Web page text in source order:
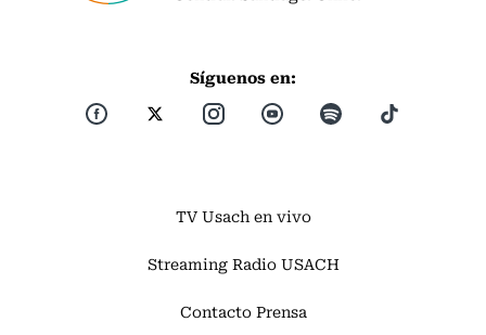
Síguenos en:
TV Usach en vivo
Streaming Radio USACH
Contacto Prensa